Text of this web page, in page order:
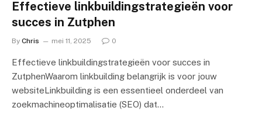
Effectieve linkbuildingstrategieën voor
succes in Zutphen
By Chris mei 11, 2025 0
Effectieve linkbuildingstrategieën voor succes in
ZutphenWaarom linkbuilding belangrijk is voor jouw
websiteLinkbuilding is een essentieel onderdeel van
zoekmachineoptimalisatie (SEO) dat…